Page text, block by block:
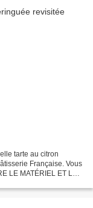
tarte au citron
Française. Vous
LE MATÉRIEL ET LES